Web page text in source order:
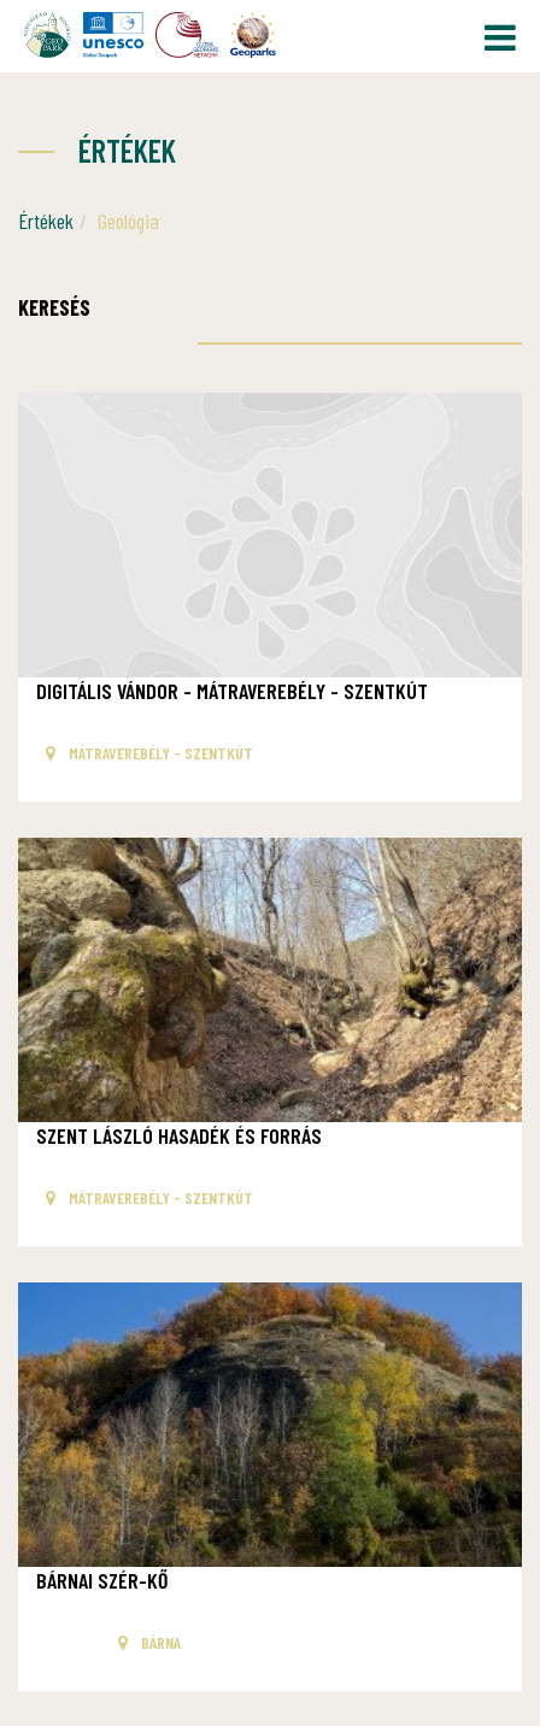
ÉRTÉKEK
Értékek Geológia
KERESÉS
DIGITÁLIS VÁNDOR - MÁTRAVEREBÉLY - SZENTKÚT
MÁTRAVEREBÉLY - SZENTKÚT
SZENT LÁSZLÓ HASADÉK ÉS FORRÁS
MÁTRAVEREBÉLY - SZENTKÚT
BÁRNAI SZÉR-KŐ
BÁRNA